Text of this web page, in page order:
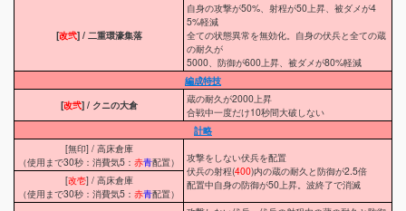
[改弐] / 二重環濠集落
自身の攻撃が50%、射程が50上昇、被ダメが4
5%軽減
全ての状態異常を無効化。自身の伏兵と全ての蔵
の耐久が
5000、防御が600上昇、被ダメが80%軽減
編成特技
[改弐] / クニの大倉
蔵の耐久が2000上昇
合戦中一度だけ10秒間大破しない
計略
[無印] / 高床倉庫
（使用まで30秒：消費気5： 赤青配置）
攻撃をしない伏兵を配置
伏兵の射程(400)内の蔵の耐久と防御が2.5倍
配置中自身の防御が50上昇。波終了で消滅
[改壱] / 高床倉庫
（使用まで30秒：消費気5： 赤青配置）